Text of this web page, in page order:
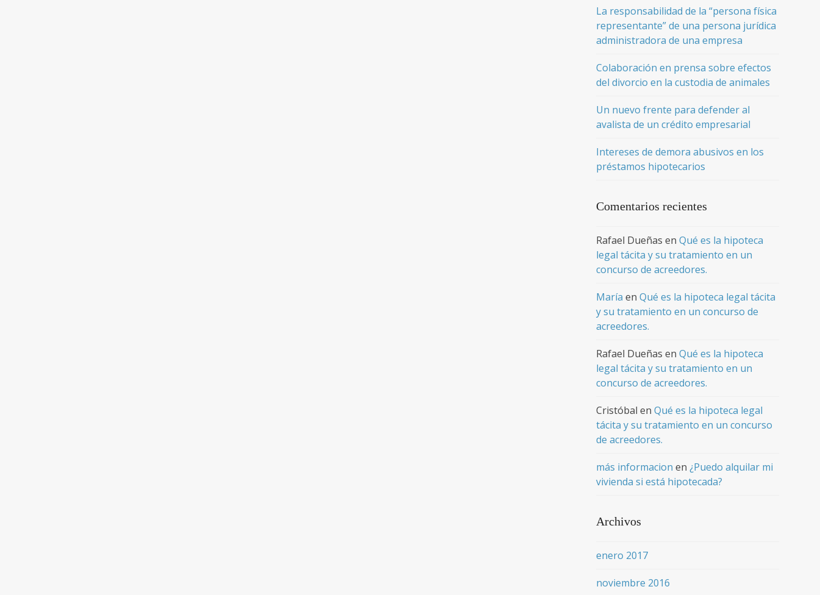
La responsabilidad de la “persona física
representante” de una persona jurídica
administradora de una empresa
Colaboración en prensa sobre efectos
del divorcio en la custodia de animales
Un nuevo frente para defender al
avalista de un crédito empresarial
Intereses de demora abusivos en los
préstamos hipotecarios
Comentarios recientes
Rafael Dueñas en Qué es la hipoteca
legal tácita y su tratamiento en un
concurso de acreedores.
María en Qué es la hipoteca legal tácita
y su tratamiento en un concurso de
acreedores.
Rafael Dueñas en Qué es la hipoteca
legal tácita y su tratamiento en un
concurso de acreedores.
Cristóbal en Qué es la hipoteca legal
tácita y su tratamiento en un concurso
de acreedores.
más informacion en ¿Puedo alquilar mi
vivienda si está hipotecada?
Archivos
enero 2017
noviembre 2016